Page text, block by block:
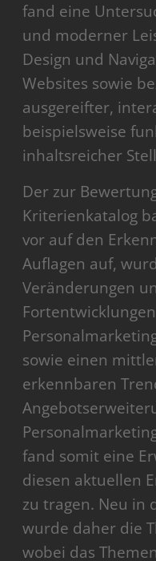
fand eine
und moderner
Design und
Websites sowie
ausgereifter,
beispielsweise
inhaltsreicher
Der zur
Kriterienkatalog
vor auf den
Auflagen auf,
Veränderungen
sowie einen
erkennbaren
fand somit eine
diesen aktuellen
zu tragen. Neu in
wurde daher die
wobei das